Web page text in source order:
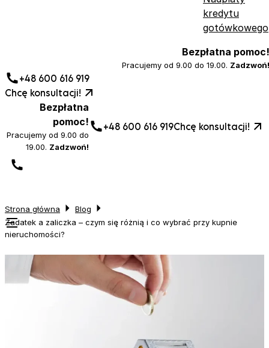
kredytu
gotówkowego
Bezpłatna pomoc!
Pracujemy od 9.00 do 19.00. Zadzwoń!
+48 600 616 919
Chcę konsultacji!
Bezpłatna
pomoc!
Pracujemy od 9.00 do
19.00. Zadzwoń!
+48 600 616 919Chcę konsultacji!
Strona główna
Blog
Zadatek a zaliczka – czym się różnią i co wybrać przy kupnie
nieruchomości?